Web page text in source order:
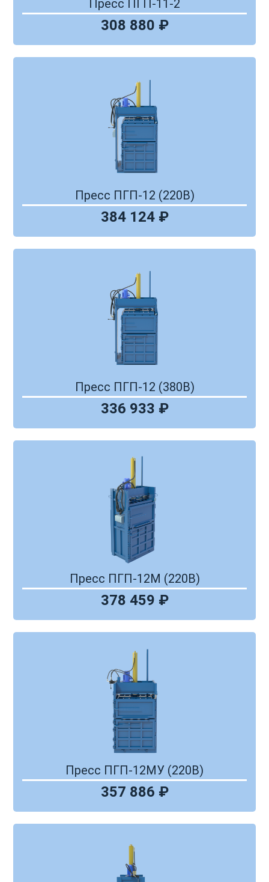
Пресс ПГП-11-2
308 880 ₽
Пресс ПГП-12 (220В)
384 124 ₽
Пресс ПГП-12 (380В)
336 933 ₽
Пресс ПГП-12М (220В)
378 459 ₽
Пресс ПГП-12МУ (220В)
357 886 ₽